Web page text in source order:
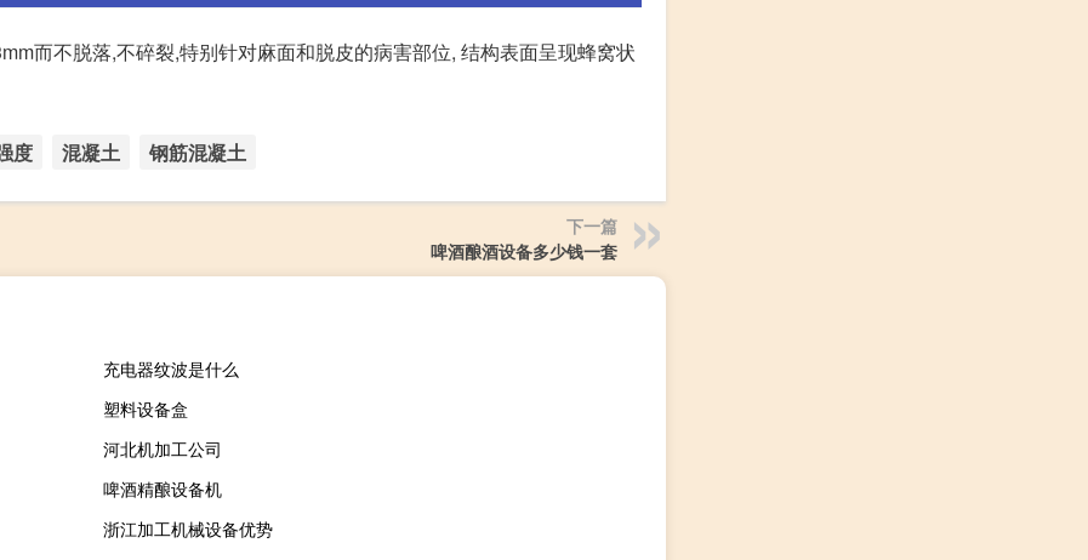
而不脱落,不碎裂,特别针对麻面和脱皮的病害部位, 结构表面呈现蜂窝状
度 混凝土 钢筋混凝土
下一篇
啤酒酿酒设备多少钱一套
充电器纹波是什么
塑料设备盒
河北机加工公司
啤酒精酿设备机
浙江加工机械设备优势